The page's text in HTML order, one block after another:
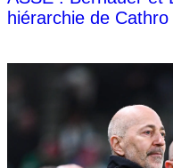
hiérarchie de